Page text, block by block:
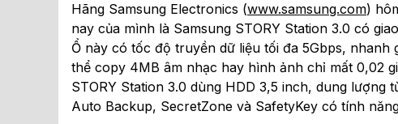
Hãng Samsung Electronics (www.samsung.com)
nay của mình là Samsung STORY Station 3.0 có
Ổ này có tốc độ truyền dữ liệu tối đa 5Gbps,
thể copy 4MB âm nhạc hay hình ảnh chỉ mất 0,02
STORY Station 3.0 dùng HDD 3,5 inch, dung lượng
Auto Backup, SecretZone và SafetyKey có tính